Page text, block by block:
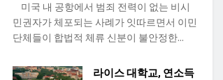
미국 내 공항에서 범죄 전력이 없는 비시
민권자가 체포되는 사례가 잇따르면서 이민
단체들이 합법적 체류 신분이 불안정한...
라이스 대학교, 연소득